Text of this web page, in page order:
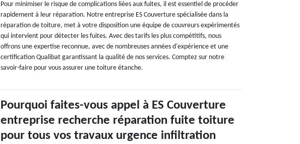
Pour minimiser le risque de complications liées aux fuites, il est essentiel de procéder
rapidement à leur réparation. Notre entreprise ES Couverture spécialisée dans la
réparation de toiture, met à votre disposition une équipe de couvreurs expérimentés
qui intervient pour détecter les fuites. Avec des tarifs les plus compétitifs, nous
offrons une expertise reconnue, avec de nombreuses années d'expérience et une
certification Qualibat garantissant la qualité de nos services. Comptez sur notre
savoir-faire pour vous assurer une toiture étanche.
Pourquoi faites-vous appel à ES Couverture
entreprise recherche réparation fuite toiture
pour tous vos travaux urgence infiltration